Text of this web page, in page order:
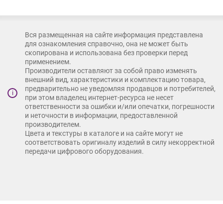
i
Вся размещенная на сайте информация представлена
для ознакомления справочно, она не может быть
скопирована и использована без проверки перед
применением.
Производители оставляют за собой право изменять
внешний вид, характеристики и комплектацию товара,
предварительно не уведомляя продавцов и потребителей,
при этом владелец интернет-ресурса не несет
ответственности за ошибки и/или опечатки, погрешности
и неточности в информации, предоставленной
производителем.
Цвета и текстуры в каталоге и на сайте могут не
соответствовать оригиналу изделий в силу некорректной
передачи цифрового оборудования.